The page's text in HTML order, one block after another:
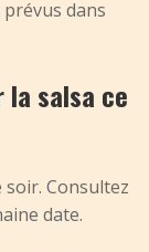
dans
la salsa ce
soir. Consultez
date.